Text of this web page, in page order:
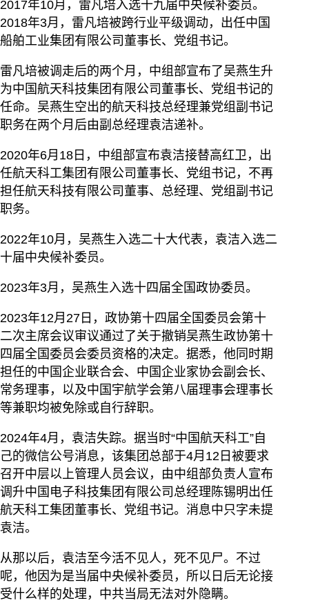
2017年10月，雷凡培入选十九届中央候补委员。
2018年3月，雷凡培被跨行业平级调动，出任中国
船舶工业集团有限公司董事长、党组书记。
雷凡培被调走后的两个月，中组部宣布了吴燕生升
为中国航天科技集团有限公司董事长、党组书记的
任命。吴燕生空出的航天科技总经理兼党组副书记
职务在两个月后由副总经理袁洁递补。
2020年6月18日，中组部宣布袁洁接替高红卫，出
任航天科工集团有限公司董事长、党组书记，不再
担任航天科技有限公司董事、总经理、党组副书记
职务。
2022年10月，吴燕生入选二十大代表，袁洁入选二
十届中央候补委员。
2023年3月，吴燕生入选十四届全国政协委员。
2023年12月27日，政协第十四届全国委员会第十
二次主席会议审议通过了关于撤销吴燕生政协第十
四届全国委员会委员资格的决定。据悉，他同时期
担任的中国企业联合会、中国企业家协会副会长、
常务理事，以及中国宇航学会第八届理事会理事长
等兼职均被免除或自行辞职。
2024年4月，袁洁失踪。据当时“中国航天科工”自
己的微信公号消息，该集团总部于4月12日被要求
召开中层以上管理人员会议，由中组部负责人宣布
调升中国电子科技集团有限公司总经理陈锡明出任
航天科工集团董事长、党组书记。消息中只字未提
袁洁。
从那以后，袁洁至今活不见人，死不见尸。不过
呢，他因为是当届中央候补委员，所以日后无论接
受什么样的处理，中共当局无法对外隐瞒。